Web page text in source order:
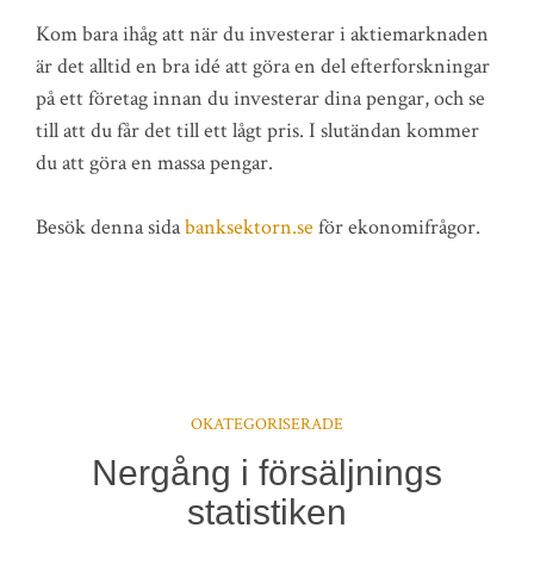
Kom bara ihåg att när du investerar i aktiemarknaden
är det alltid en bra idé att göra en del efterforskningar
på ett företag innan du investerar dina pengar, och se
till att du får det till ett lågt pris. I slutändan kommer
du att göra en massa pengar.
Besök denna sidabanksektorn.se för ekonomifrågor.
OKATEGORISERADE
Nergång i försäljnings
statistiken